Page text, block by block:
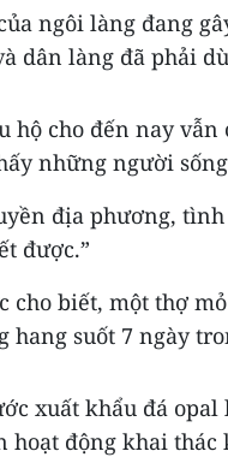
ngôi làng đang
dân làng đã phải
hộ cho đến nay
những người
địa phương,
được.”
cho biết, một thợ
hang suốt 7 ngày
xuất khẩu đá
hoạt động khai